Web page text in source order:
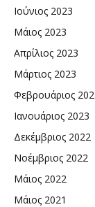
Ιούνιος 2023
Μάιος 2023
Απρίλιος 2023
Μάρτιος 2023
Φεβρουάριος
Ιανουάριος 2023
Δεκέμβριος 2022
Νοέμβριος 2022
Μάιος 2022
Μάιος 2021